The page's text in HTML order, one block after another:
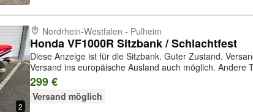
2
Nordrhein-Westfalen - Pulheim
Honda VF1000R Sitzbank / Schlachtfest
Diese Anzeige ist für die Sitzbank. Guter Zustand.
Versand ins europäische Ausland auch möglich. Andere
Motorrades bitte anfragen! Bezahlung kann per PayPal
PayPal plus Gebühren, oder per S...
299 €
Versand möglich